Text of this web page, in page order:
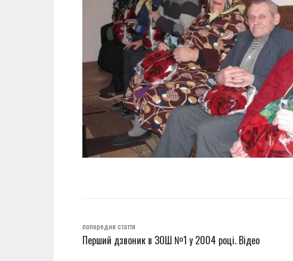
попередня стаття
Перший дзвоник в ЗОШ №1 у 2004 році. Відео